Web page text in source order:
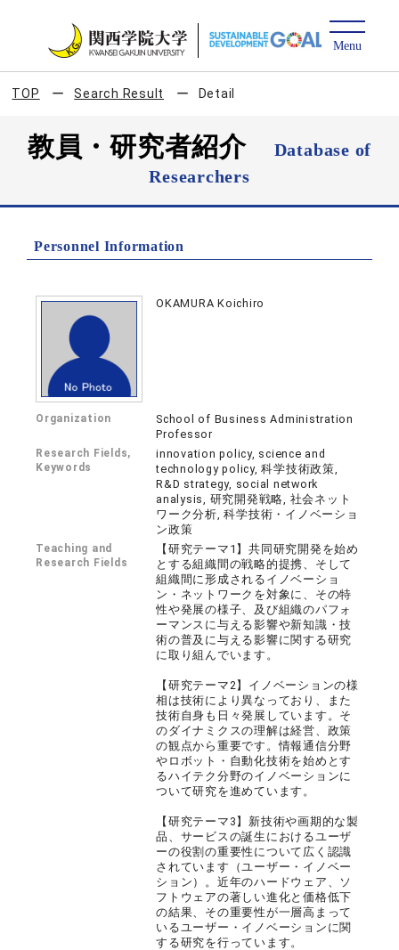
TOP Search Result Detail
教員・研究者紹介
Database of
Researchers
Personnel Information
OKAMURA Koichiro
Organization
School of Business Administration
Professor
Research Fields,
Keywords
innovation policy, science and
technology policy, 科学技術政策,
R&D strategy, social network
analysis, 研究開発戦略, 社会ネット
ワーク分析, 科学技術・イノベーショ
ン政策
Teaching and
Research Fields
【研究テーマ1】共同研究開発を始め
とする組織間の戦略的提携、そして
組織間に形成されるイノベーショ
ン・ネットワークを対象に、その特
性や発展の様子、及び組織のパフォ
ーマンスに与える影響や新知識・技
術の普及に与える影響に関する研究
に取り組んでいます。
【研究テーマ2】イノベーションの様
相は技術により異なっており、また
技術自身も日々発展しています。そ
のダイナミクスの理解は経営、政策
の観点から重要です。情報通信分野
やロボット・自動化技術を始めとす
るハイテク分野のイノベーションに
ついて研究を進めています。
【研究テーマ3】新技術や画期的な製
品、サービスの誕生におけるユーザ
ーの役割の重要性について広く認識
されています（ユーザー・イノベー
ション）。近年のハードウェア、ソ
フトウェアの著しい進化と価格低下
の結果、その重要性が一層高まって
いるユーザー・イノベーションに関
する研究を行っています。